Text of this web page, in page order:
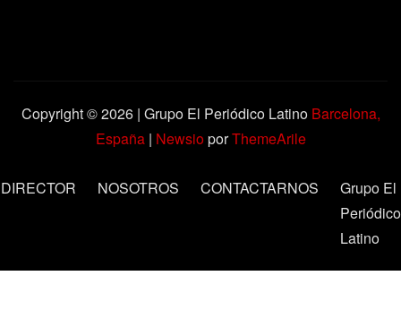
Copyright © 2026 | Grupo El Periódico Latino Barcelona,
España | NewsioporThemeArile
DIRECTOR NOSOTROS CONTACTARNOS
Grupo El
Periódico
Latino